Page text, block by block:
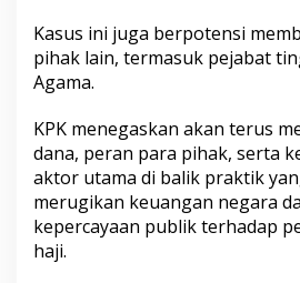
Kasus ini juga berpotensi
pihak lain, termasuk pejabat
Agama.
KPK menegaskan akan terus
dana, peran para pihak, serta
aktor utama di balik praktik
merugikan keuangan negara
kepercayaan publik terhadap
haji.